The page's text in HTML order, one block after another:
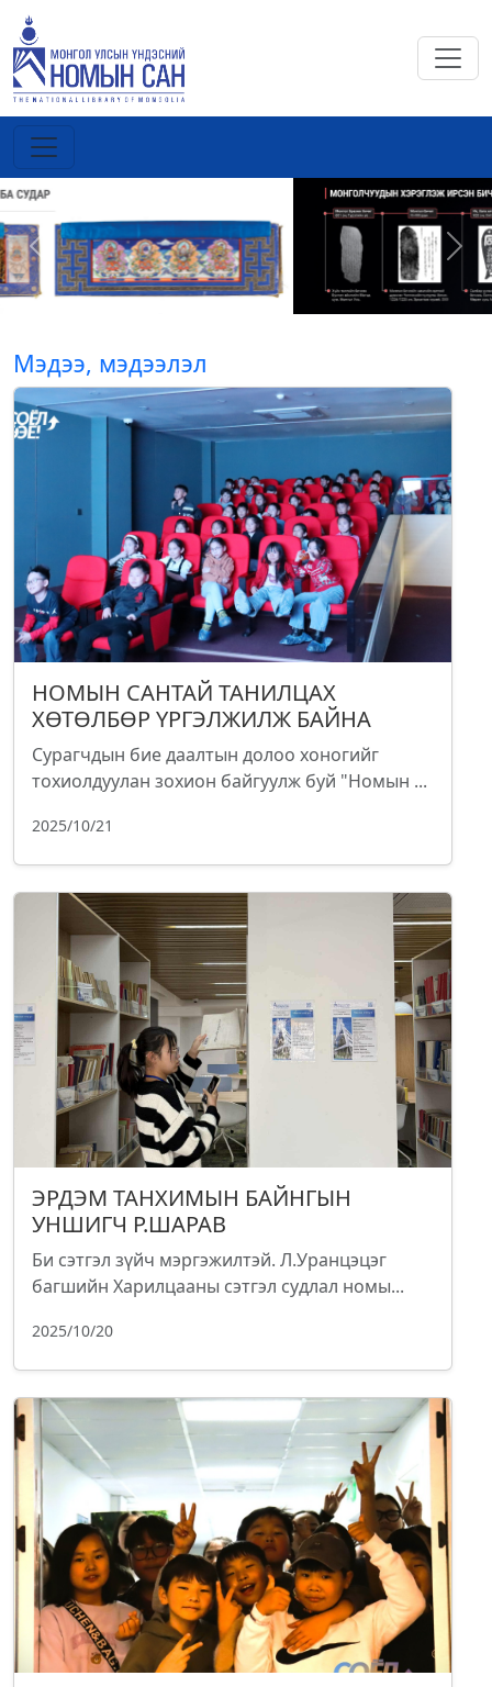
Previous Next
Мэдээ, мэдээлэл
НОМЫН САНТАЙ ТАНИЛЦАХ
ХӨТӨЛБӨР ҮРГЭЛЖИЛЖ БАЙНА
Сурагчдын бие даалтын долоо хоногийг
тохиолдуулан зохион байгуулж буй "Номын ...
2025/10/21
ЭРДЭМ ТАНХИМЫН БАЙНГЫН
УНШИГЧ Р.ШАРАВ
Би сэтгэл зүйч мэргэжилтэй. Л.Уранцэцэг
багшийн Харилцааны сэтгэл судлал номы...
2025/10/20